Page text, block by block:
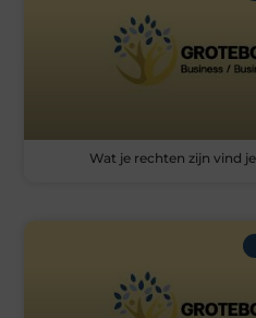
Wat je rechten zijn vind